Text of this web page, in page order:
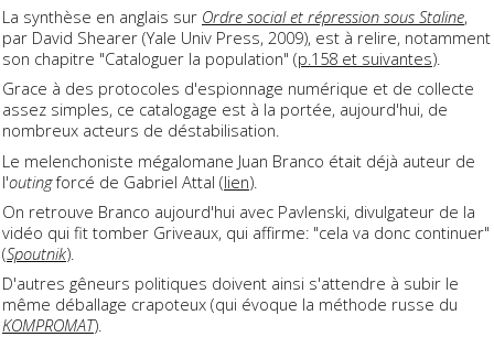
La synthèse en anglais sur Ordre social et répression sous Staline,
par David Shearer (Yale Univ Press, 2009), est à relire, notamment
son chapitre "Cataloguer la population" (p.158 et suivantes).
Grace à des protocoles d'espionnage numérique et de collecte
assez simples, ce catalogage est à la portée, aujourd'hui, de
nombreux acteurs de déstabilisation.
Le melenchoniste mégalomane Juan Branco était déjà auteur de
l'outingforcé de Gabriel Attal (lien).
On retrouve Branco aujourd'hui avec Pavlenski, divulgateur de la
vidéo qui fit tomber Griveaux, qui affirme: "cela va donc continuer"
(Spoutnik).
D'autres gêneurs politiques doivent ainsi s'attendre à subir le
même déballage crapoteux (qui évoque la méthode russe du
KOMPROMAT).